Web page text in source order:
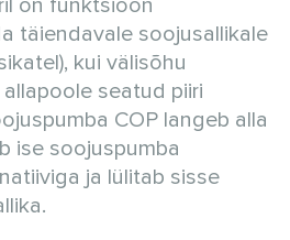
on funktsioon
täiendavale soojusallikale
kui välisõhu
seatud piiri
COP langeb alla
ise soojuspumba
ja lülitab sisse